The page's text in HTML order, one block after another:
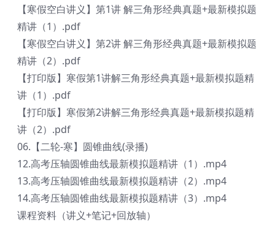
【寒假空白讲义】第1讲 解三角形经典真题+最新模拟题
精讲（1）.pdf
【寒假空白讲义】第2讲 解三角形经典真题+最新模拟题
精讲（2）.pdf
【打印版】寒假第1讲解三角形经典真题+最新模拟题精
讲（1）.pdf
【打印版】寒假第2讲解三角形经典真题+最新模拟题精
讲（2）.pdf
06.【二轮-寒】圆锥曲线(录播)
12.高考压轴圆锥曲线最新模拟题精讲（1）.mp4
13.高考压轴圆锥曲线最新模拟题精讲（2）.mp4
14.高考压轴圆锥曲线最新模拟题精讲（3）.mp4
课程资料（讲义+笔记+回放轴）